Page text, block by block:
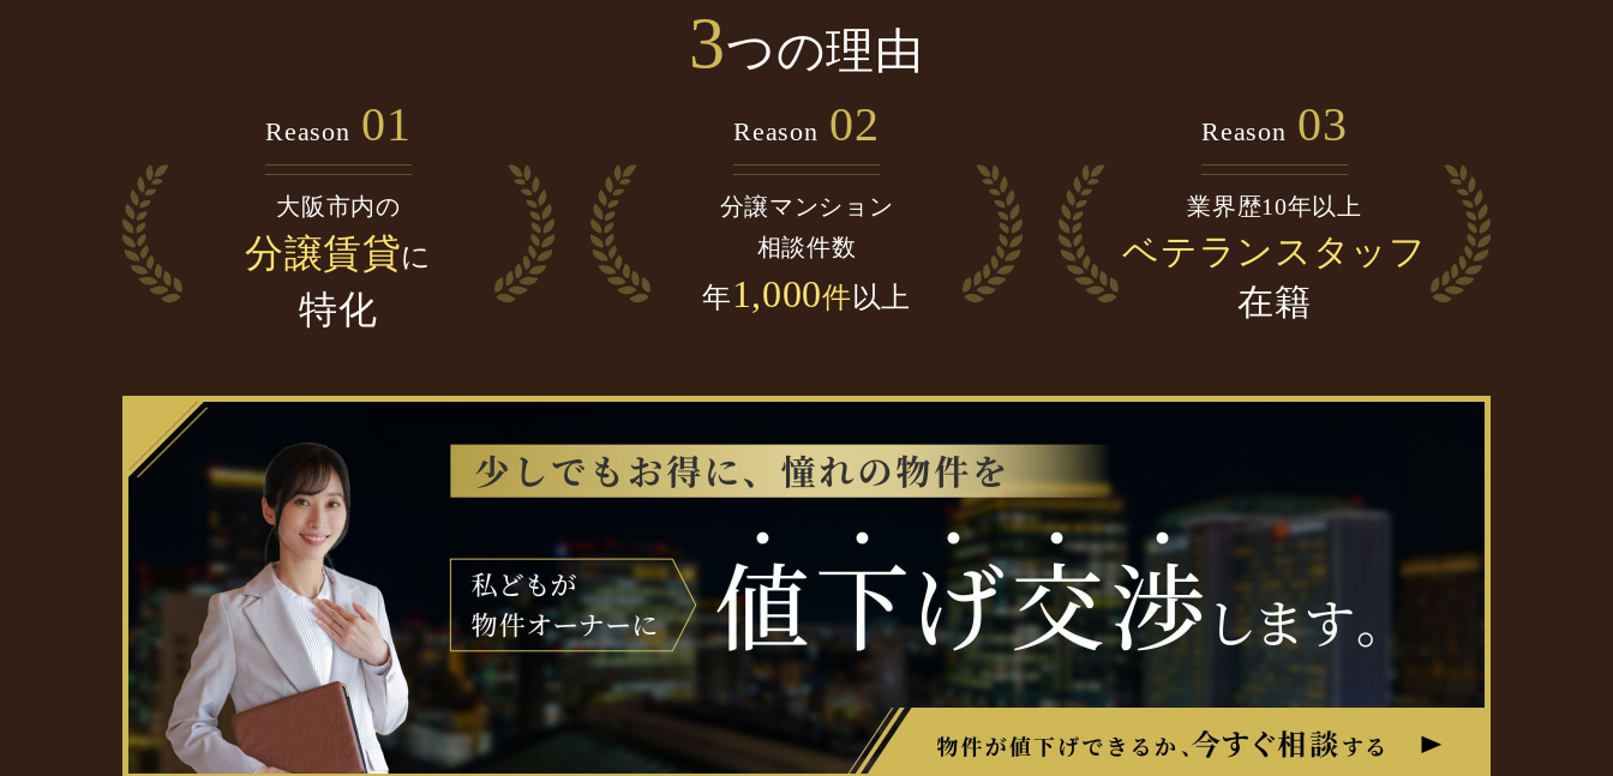
3つの理由
Reason 01
大阪市内の
分譲賃貸に
特化
Reason 02
分譲マンション
相談件数
年1,000件以上
Reason 03
業界歴10年以上
ベテランスタッフ
在籍